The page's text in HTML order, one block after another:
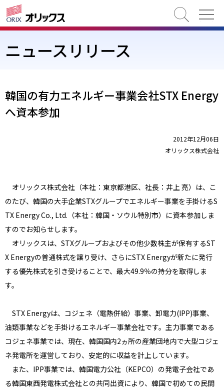
検索
ニュースリリース
韓国の有力エネルギー事業会社STX Energy
へ資本参加
2012年12月06日
オリックス株式会社
オリックス株式会社（本社：東京都港区、社長：井上 亮）は、こ
のたび、韓国の大手企業STXグループでエネルギー事業を手掛けるS
TX Energy Co., Ltd.（本社：韓国・ソウル特別市）に資本参加しま
すのでお知らせします。
オリックスは、STXグループおよびその他少数株主が保有するST
X Energyの普通株式を譲り受け、さらにSTX Energyが新たに発行
する優先株式を引き受けることで、最大49.9％の持分を取得しま
す。
STX Energyは、コジェネ（電熱併給）事業、卸電力(IPP)事業、
油類事業などを手掛けるエネルギー事業会社です。主力事業である
コジェネ事業では、現在、韓国国内2ヵ所の産業団地内で大型コジェ
ネ発電所を運営しており、安定的に収益を計上しています。
また、IPP事業では、韓国電力公社（KEPCO）の発電子会社であ
る韓国東西発電株式会社との共同出資により、韓国で初めての民間